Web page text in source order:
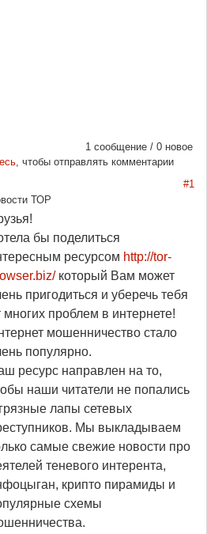
1 сообщение / 0 новое
, чтобы отправлять комментарии
#1
ТОР
бы поделиться
ресурсом http://tor-
который Вам может
пригодиться и уберечь тебя
многих проблем в интернете!
мошенничество стало
популярно.
ресурс направлен на то,
наши читатели не попались
лапы сетевых
Мы выкладываем
самые свежие новости про
теневого интерента,
крипто пирамиды и
схемы